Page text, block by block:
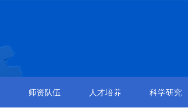
师资队伍 人才培养 科学研究